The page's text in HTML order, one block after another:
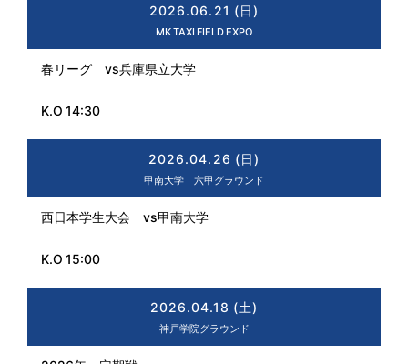
2026.06.21 (日)
春リーグ vs兵庫県立大学
K.O 14:30
MK TAXI FIELD EXPO
2026.04.26 (日)
西日本学生大会 vs甲南大学
K.O 15:00
甲南大学 六甲グラウンド
2026.04.18 (土)
神戸学院グラウンド